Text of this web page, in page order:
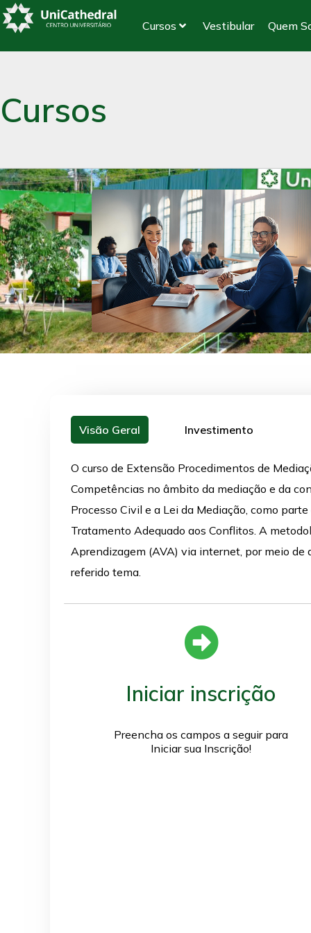
Cursos Vestibular Quem
Cursos
Visão Geral Investimento
O curso de Extensão Procedimentos de
Competências no âmbito da mediação e da
Processo Civil e a Lei da Mediação, como
Tratamento Adequado aos Conflitos. A
Aprendizagem (AVA) via internet, por meio
referido tema.
Iniciar inscrição
Preencha os campos a seguir para
Iniciar sua Inscrição!